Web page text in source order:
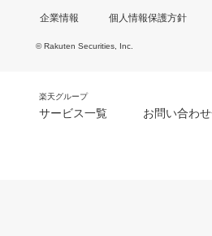
企業情報 個人情報保護方針
© Rakuten Securities, Inc.
楽天グループ
サービス一覧 お問い合わ